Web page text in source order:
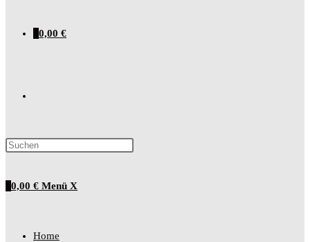
0,00 €
0,00 € Menü X
Home